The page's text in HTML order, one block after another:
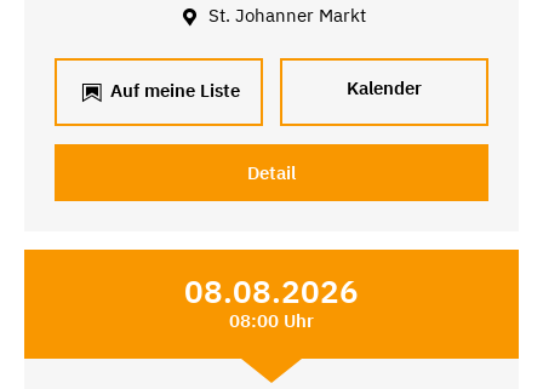
St. Johanner Markt
Auf meine Liste Kalender
Detail
08.08.2026
08:00 Uhr